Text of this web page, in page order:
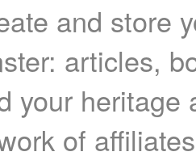
and store
articles,
your heritage
of